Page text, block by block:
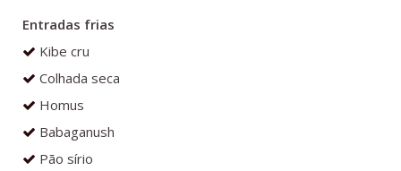
Entradas frias
Kibe cru
Colhada seca
Homus
Babaganush
Pão sírio